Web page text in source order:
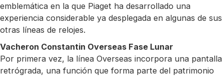
emblemática en la que Piaget ha desarrollado una
experiencia considerable ya desplegada en algunas de sus
otras líneas de relojes.
Vacheron Constantin Overseas Fase Lunar
Por primera vez, la línea Overseas incorpora una pantalla
retrógrada, una función que forma parte del patrimonio